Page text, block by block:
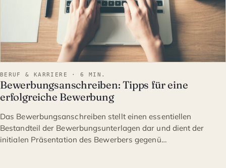
BERUF & KARRIERE · 6 MIN.
Bewerbungsanschreiben: Tipps für eine
erfolgreiche Bewerbung
Das Bewerbungsanschreiben stellt einen essentiellen
Bestandteil der Bewerbungsunterlagen dar und dient der
initialen Präsentation des Bewerbers gegenü…